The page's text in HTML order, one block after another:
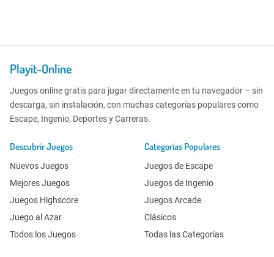
Playit-Online
Juegos online gratis para jugar directamente en tu navegador – sin
descarga, sin instalación, con muchas categorías populares como
Escape, Ingenio, Deportes y Carreras.
Descubrir Juegos
Nuevos Juegos
Mejores Juegos
Juegos Highscore
Juego al Azar
Todos los Juegos
Categorías Populares
Juegos de Escape
Juegos de Ingenio
Juegos Arcade
Clásicos
Todas las Categorías